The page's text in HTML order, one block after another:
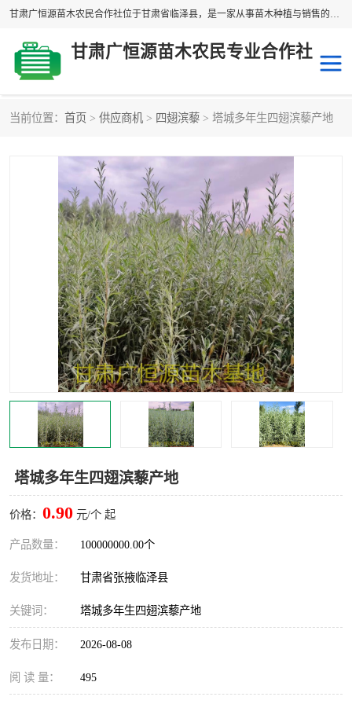
甘肃广恒源苗木农民合作社位于甘肃省临泽县，是一家从事苗木种植与销售的农民合作组织，合作社拥有苗木基地1500多亩，种植苗木品种40多个，年产各类苗木2000多万株。主营：白刺苗、红柳苗、梭梭苗等，我们以“种植一流的苗子，诚信经营”的经营理念，竭诚为每一位客户做优质的服务，欢迎来电咨询！
甘肃广恒源苗木农民专业合作社
当前位置： 首页 > 供应商机 > 四翅滨藜 > 塔城多年生四翅滨藜产地
塔城多年生四翅滨藜产地
价格： 0.90 元/个 起
产品数量： 100000000.00个
发货地址： 甘肃省张掖临泽县
关键词： 塔城多年生四翅滨藜产地
发布日期： 2026-08-08
阅 读 量： 495
柠条
白刺苗
沙枣树 红柳苗
沙棘苗 柽柳苗
砂生槐 四翅滨藜